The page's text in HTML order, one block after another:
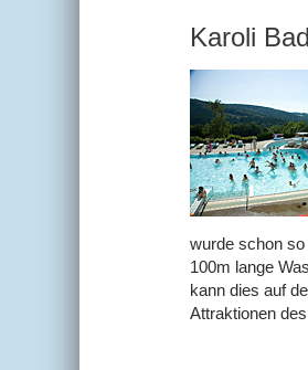
Karoli
wurde schon
100m lange
kann dies auf
Attraktionen